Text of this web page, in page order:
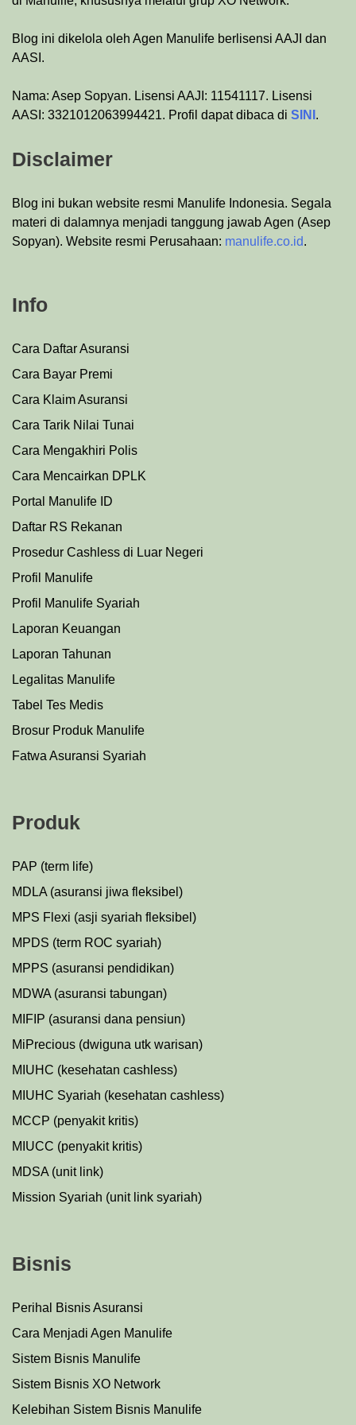
Blog ini dikelola oleh Agen Manulife berlisensi AAJI dan
AASI.
Nama: Asep Sopyan. Lisensi AAJI: 11541117. Lisensi
AASI: 3321012063994421. Profil dapat dibaca di SINI .
Disclaimer
Blog ini bukan website resmi Manulife Indonesia. Segala
materi di dalamnya menjadi tanggung jawab Agen (Asep
Sopyan). Website resmi Perusahaan: manulife.co.id.
Info
Cara Daftar Asuransi
Cara Bayar Premi
Cara Klaim Asuransi
Cara Tarik Nilai Tunai
Cara Mengakhiri Polis
Cara Mencairkan DPLK
Portal Manulife ID
Daftar RS Rekanan
Prosedur Cashless di Luar Negeri
Profil Manulife
Profil Manulife Syariah
Laporan Keuangan
Laporan Tahunan
Legalitas Manulife
Tabel Tes Medis
Brosur Produk Manulife
Fatwa Asuransi Syariah
Produk
PAP (term life)
MDLA (asuransi jiwa fleksibel)
MPS Flexi (asji syariah fleksibel)
MPDS (term ROC syariah)
MPPS (asuransi pendidikan)
MDWA (asuransi tabungan)
MIFIP (asuransi dana pensiun)
MiPrecious (dwiguna utk warisan)
MIUHC (kesehatan cashless)
MIUHC Syariah (kesehatan cashless)
MCCP (penyakit kritis)
MIUCC (penyakit kritis)
MDSA (unit link)
Mission Syariah (unit link syariah)
Bisnis
Perihal Bisnis Asuransi
Cara Menjadi Agen Manulife
Sistem Bisnis Manulife
Sistem Bisnis XO Network
Kelebihan Sistem Bisnis Manulife